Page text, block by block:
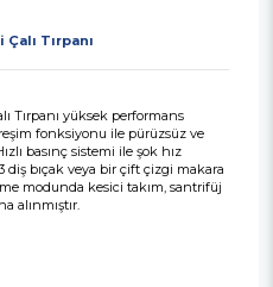
Tırpanı
Tırpanı yüksek performans
fonksiyonu ile pürüzsüz ve
basınç sistemi ile şok hız
diş bıçak veya bir çift çizgi makara
modunda kesici takım, santrifüj
alınmıştır.